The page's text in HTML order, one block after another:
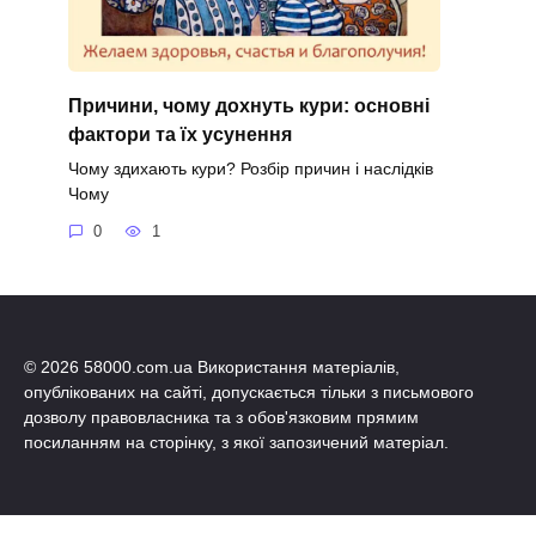
Причини, чому дохнуть кури: основні
фактори та їх усунення
Чому здихають кури? Розбір причин і наслідків
Чому
0 1
© 2026 58000.com.ua Використання матеріалів,
опублікованих на сайті, допускається тільки з письмового
дозволу правовласника та з обов'язковим прямим
посиланням на сторінку, з якої запозичений матеріал.